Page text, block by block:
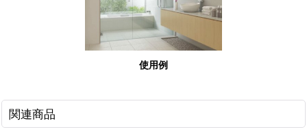
使用例
関連商品